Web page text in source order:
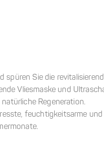
spüren Sie die
Vliesmaske und
Regeneration.
feuchtigkeitsarme